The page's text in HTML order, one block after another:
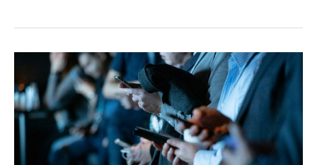
del
capitalismo:
es
posible
«un
alto
grado